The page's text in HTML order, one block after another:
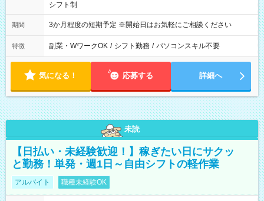
シフト制
期間 3か月程度の短期予定 ※開始日はお気軽にご相談ください
特徴 副業・WワークOK / シフト勤務 / パソコンスキル不要
気になる！ 応募する 詳細へ
未読
【日払い・未経験歓迎！】稼ぎたい日にサクッ
と勤務！単発・週1日～自由シフトの軽作業
アルバイト 職種未経験OK